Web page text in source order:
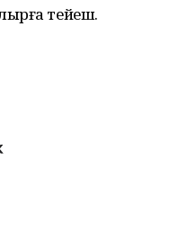
тейеш.